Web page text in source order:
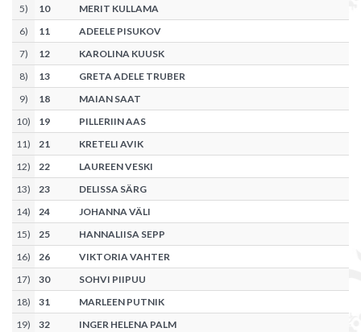
5) 10
MERIT KULLAMA
6) 11
ADEELE PISUKOV
7) 12
KAROLINA KUUSK
8) 13
GRETA ADELE TRUBER
9) 18
MAIAN SAAT
10) 19
PILLERIIN AAS
11) 21
KRETELI AVIK
12) 22
LAUREEN VESKI
13) 23
DELISSA SÄRG
14) 24
JOHANNA VÄLI
15) 25
HANNALIISA SEPP
16) 26
VIKTORIA VAHTER
17) 30
SOHVI PIIPUU
18) 31
MARLEEN PUTNIK
19) 32
INGER HELENA PALM